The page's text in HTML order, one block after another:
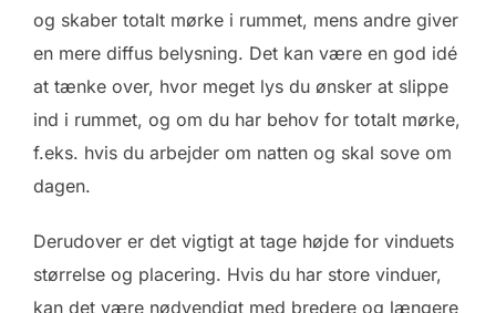
og skaber totalt mørke i rummet, mens andre giver
en mere diffus belysning. Det kan være en god idé
at tænke over, hvor meget lys du ønsker at slippe
ind i rummet, og om du har behov for totalt mørke,
f.eks. hvis du arbejder om natten og skal sove om
dagen.
Derudover er det vigtigt at tage højde for vinduets
størrelse og placering. Hvis du har store vinduer,
kan det være nødvendigt med bredere og længere